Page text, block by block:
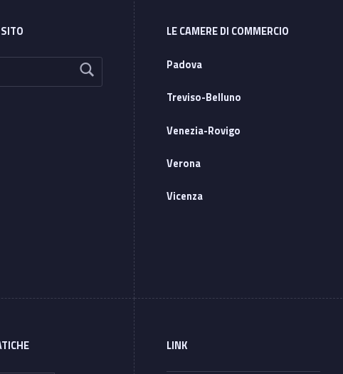
LE CAMERE DI COMMERCIO
Padova
Treviso-Belluno
Venezia-Rovigo
Verona
Vicenza
LINK